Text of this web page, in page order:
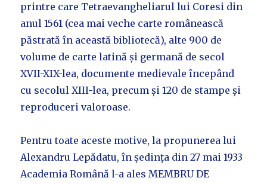
printre care Tetraevangheliarul lui Coresi din
anul 1561 (cea mai veche carte românească
păstrată în această bibliotecă), alte 900 de
volume de carte latină și germană de secol
XVII-XIX-lea, documente medievale începând
cu secolul XIII-lea, precum și 120 de stampe și
reproduceri valoroase.
Pentru toate aceste motive, la propunerea lui
Alexandru Lepădatu, în ședința din 27 mai 1933
Academia Română l-a ales MEMBRU DE